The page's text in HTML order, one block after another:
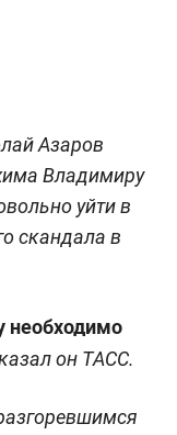
Азаров
Владимиру
уйти в
скандала в
необходимо
он ТАСС.